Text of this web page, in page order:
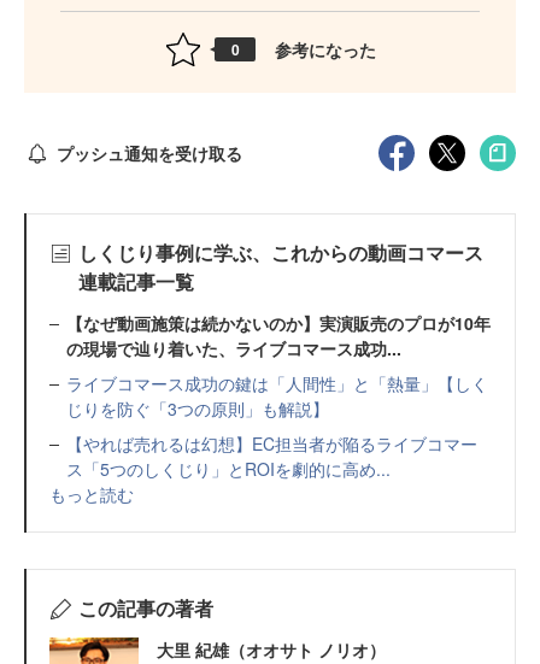
0 参考になった
プッシュ通知を受け取る
しくじり事例に学ぶ、これからの動画コマース
連載記事一覧
【なぜ動画施策は続かないのか】実演販売のプロが10年
の現場で辿り着いた、ライブコマース成功...
ライブコマース成功の鍵は「人間性」と「熱量」【しく
じりを防ぐ「3つの原則」も解説】
【やれば売れるは幻想】EC担当者が陥るライブコマー
ス「5つのしくじり」とROIを劇的に高め...
もっと読む
この記事の著者
大里 紀雄（オオサト ノリオ）